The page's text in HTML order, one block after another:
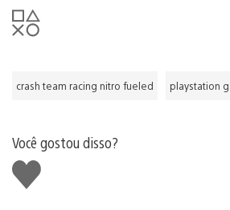
crash team racing nitro fueled playstation
Você gostou disso?
Curtir